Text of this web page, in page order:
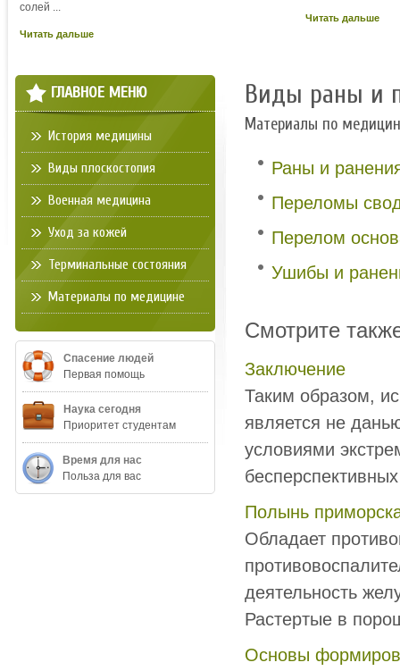
солей ...
Читать дальше
Читать дальше
Виды раны и
Материалы по
Раны и
Переломы
Перелом
Ушибы и
Смотрите
Заключение
Таким образом,
является не
условиями
Полынь
Обладает
деятельность
Растертые в
Основы
ГЛАВНОЕ МЕНЮ
История медицины
Виды плоскостопия
Военная медицина
Уход за кожей
Терминальные состояния
Материалы по медицине
Спасение людей
Первая помощь
Наука сегодня
Приоритет студентам
Время для нас
Польза для вас